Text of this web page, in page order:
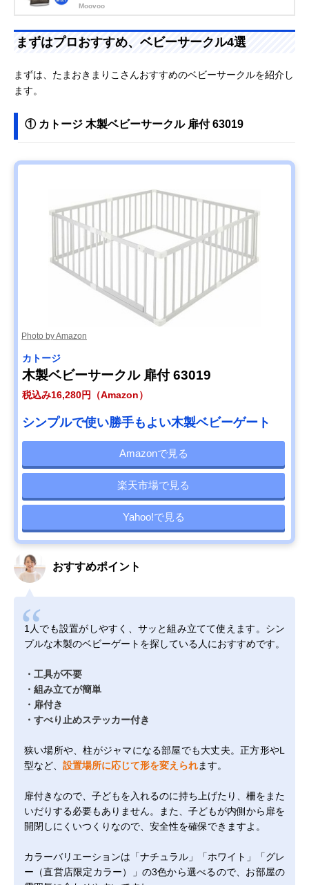
Moovoo
まずはプロおすすめ、ベビーサークル4選
まずは、たまおきまりこさんおすすめのベビーサークルを紹介し
ます。
① カトージ 木製ベビーサークル 扉付 63019
Photo by Amazon
カトージ
木製ベビーサークル 扉付 63019
税込み16,280円（Amazon）
シンプルで使い勝手もよい木製ベビーゲート
Amazonで見る
楽天市場で見る
Yahoo!で見る
おすすめポイント
1人でも設置がしやすく、サッと組み立てて使えます。シン
プルな木製のベビーゲートを探している人におすすめです。
・工具が不要
・組み立てが簡単
・扉付き
・すべり止めステッカー付き
狭い場所や、柱がジャマになる部屋でも大丈夫。正方形やL
型など、 設置場所に応じて形を変えられます。
扉付きなので、子どもを入れるのに持ち上げたり、柵をまた
いだりする必要もありません。また、子どもが内側から扉を
開閉しにくいつくりなので、安全性を確保できますよ。
カラーバリエーションは「ナチュラル」「ホワイト」「グレ
ー（直営店限定カラー）」の3色から選べるので、お部屋の